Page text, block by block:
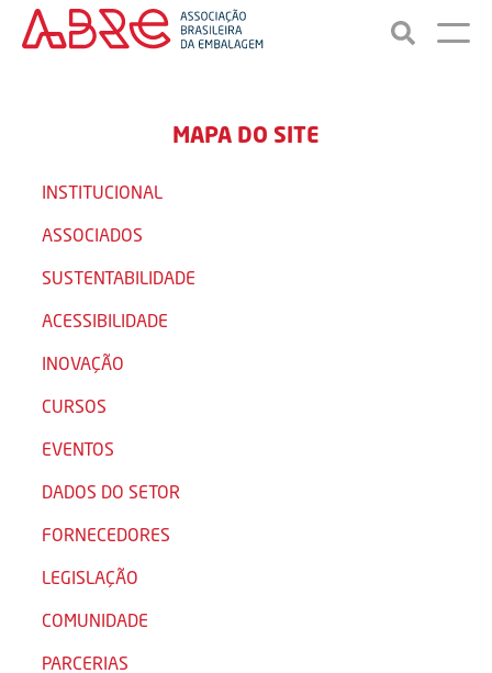
MAPA DO SITE
INSTITUCIONAL
ASSOCIADOS
SUSTENTABILIDADE
ACESSIBILIDADE
INOVAÇÃO
CURSOS
EVENTOS
DADOS DO SETOR
FORNECEDORES
LEGISLAÇÃO
COMUNIDADE
PARCERIAS